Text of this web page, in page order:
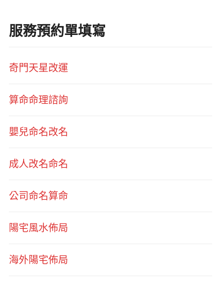
服務預約單填寫
奇門天星改運
算命命理諮詢
嬰兒命名改名
成人改名命名
公司命名算命
陽宅風水佈局
海外陽宅佈局